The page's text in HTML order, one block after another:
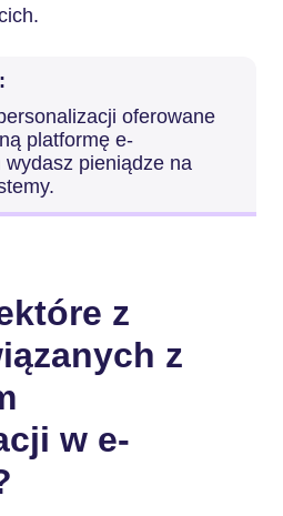
oferowane
platformę e-
pieniądze na
z
z
w e-